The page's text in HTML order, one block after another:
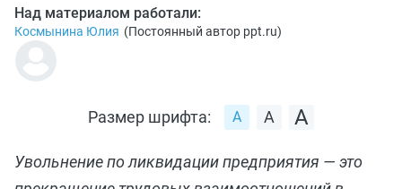
Над материалом работали:
Космынина Юлия (Постоянный автор ppt.ru)
Размер шрифта:
Увольнение по ликвидации предприятия — это